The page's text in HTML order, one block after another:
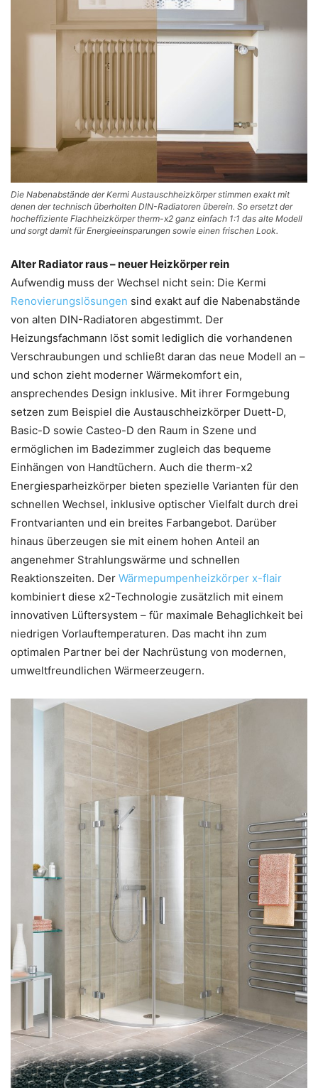
Die Nabenabstände der Kermi Austauschheizkörper stimmen exakt mit
denen der technisch überholten DIN-Radiatoren überein. So ersetzt der
hocheffiziente Flachheizkörper therm-x2 ganz einfach 1:1 das alte Modell
und sorgt damit für Energieeinsparungen sowie einen frischen Look.
Alter Radiator raus – neuer Heizkörper rein
Aufwendig muss der Wechsel nicht sein: Die Kermi
Renovierungslösungen sind exakt auf die Nabenabstände
von alten DIN-Radiatoren abgestimmt. Der
Heizungsfachmann löst somit lediglich die vorhandenen
Verschraubungen und schließt daran das neue Modell an –
und schon zieht moderner Wärmekomfort ein,
ansprechendes Design inklusive. Mit ihrer Formgebung
setzen zum Beispiel die Austauschheizkörper Duett-D,
Basic-D sowie Casteo-D den Raum in Szene und
ermöglichen im Badezimmer zugleich das bequeme
Einhängen von Handtüchern. Auch die therm-x2
Energiesparheizkörper bieten spezielle Varianten für den
schnellen Wechsel, inklusive optischer Vielfalt durch drei
Frontvarianten und ein breites Farbangebot. Darüber
hinaus überzeugen sie mit einem hohen Anteil an
angenehmer Strahlungswärme und schnellen
Reaktionszeiten. Der Wärmepumpenheizkörper x-flair
kombiniert diese x2-Technologie zusätzlich mit einem
innovativen Lüftersystem – für maximale Behaglichkeit bei
niedrigen Vorlauftemperaturen. Das macht ihn zum
optimalen Partner bei der Nachrüstung von modernen,
umweltfreundlichen Wärmeerzeugern.